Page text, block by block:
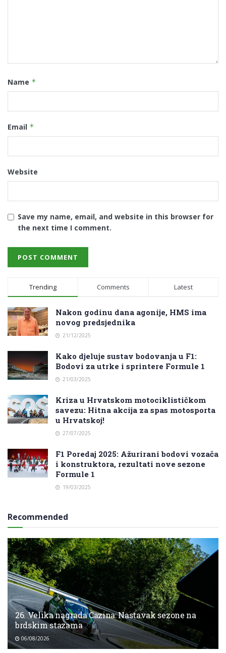
Name *
Email *
Website
Save my name, email, and website in this browser for
the next time I comment.
Trending Comments Latest
Nakon godinu dana agonije, HMS ima
novog predsjednika
21/12/2025
Kako djeluje sustav bodovanja u F1:
Bodovi za utrke i sprintere Formule 1
21/03/2025
Kriza u Hrvatskom motociklističkom
savezu: Hitna akcija za spas motosporta
u Hrvatskoj!
27/07/2025
F1 Poredaj 2025: Ažurirani bodovi vozača
i konstruktora, rezultati nove sezone
Formule 1
19/03/2025
Recommended
26. Velika nagrada Cazina: Nastavak sezone na
brdskim stazama
06/08/2026